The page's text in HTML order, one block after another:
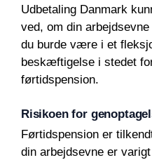
Udbetaling Danmark
ved, om din
du burde være i et
beskæftigelse i stedet
førtidspension.
Risikoen for
Førtidspension er
din arbejdsevne er